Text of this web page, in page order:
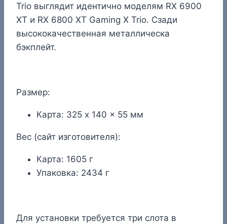
Trio выглядит идентично моделям RX 6900
XT и RX 6800 XT Gaming X Trio. Сзади
высококачественная металлическа
бэкплейт.
Размер:
Карта: 325 x 140 x 55 мм
Вес (сайт изготовителя):
Карта: 1605 г
Упаковка: 2434 г
Для установки требуется три слота в